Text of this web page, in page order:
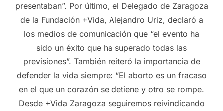
presentaban”. Por último, el Delegado de Zaragoza
de la Fundación +Vida, Alejandro Uriz, declaró a
los medios de comunicación que “el evento ha
sido un éxito que ha superado todas las
previsiones”. También reiteró la importancia de
defender la vida siempre: “El aborto es un fracaso
en el que un corazón se detiene y otro se rompe.
Desde +Vida Zaragoza seguiremos reivindicando